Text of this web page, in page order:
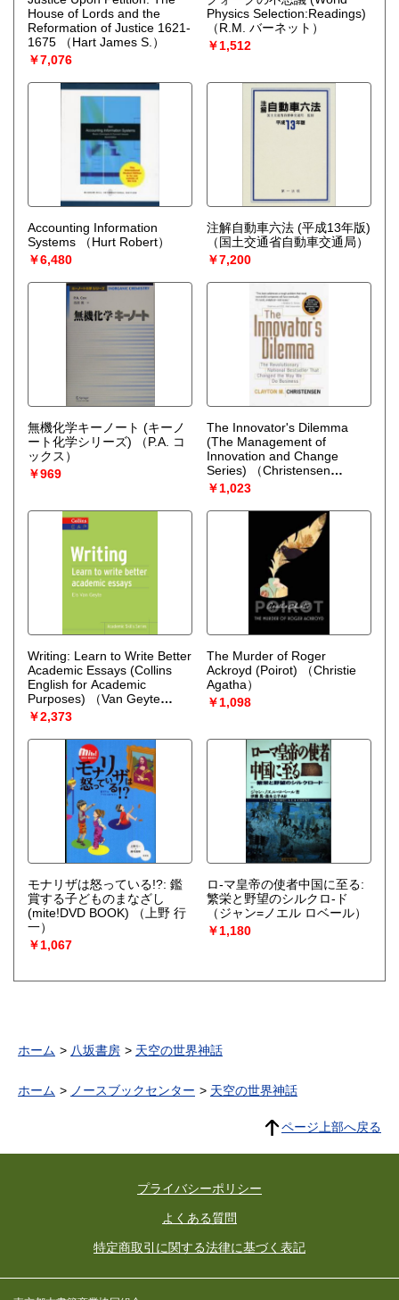
House of Lords and the
Reformation of Justice 1621-
1675
（Hart James S.）
￥7,076
Physics Selection:Readings)
（R.M. バーネット）
￥1,512
Accounting Information
Systems
（Hurt Robert）
￥6,480
注解自動車六法 (平成13年版)
（国土交通省自動車交通局）
￥7,200
無機化学キーノート (キーノ
ート化学シリーズ)
（P.A. コ
ックス）
￥969
The Innovator's Dilemma
(The Management of
Innovation and Change
Series)
（Christensen
Clayton M.）
￥1,023
Writing: Learn to Write Better
Academic Essays (Collins
English for Academic
Purposes)
（Van Geyte
Els）
￥2,373
The Murder of Roger
Ackroyd (Poirot)
（Christie
Agatha）
￥1,098
モナリザは怒っている!?: 鑑
賞する子どものまなざし
(mite!DVD BOOK)
（上野 行
一）
￥1,067
ロ-マ皇帝の使者中国に至る:
繁栄と野望のシルクロ-ド
（ジャン=ノエル ロベール）
￥1,180
ホーム 八坂書房 天空の世界神話
ホーム ノースブックセンター 天空の世界神話
ページ上部へ戻る
プライバシーポリシー
よくある質問
特定商取引に関する法律に基づく表記